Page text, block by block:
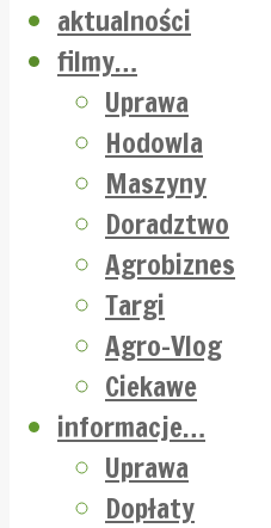
aktualności
filmy…
Uprawa
Hodowla
Maszyny
Doradztwo
Agrobiznes
Targi
Agro-Vlog
Ciekawe
informacje…
Uprawa
Dopłaty